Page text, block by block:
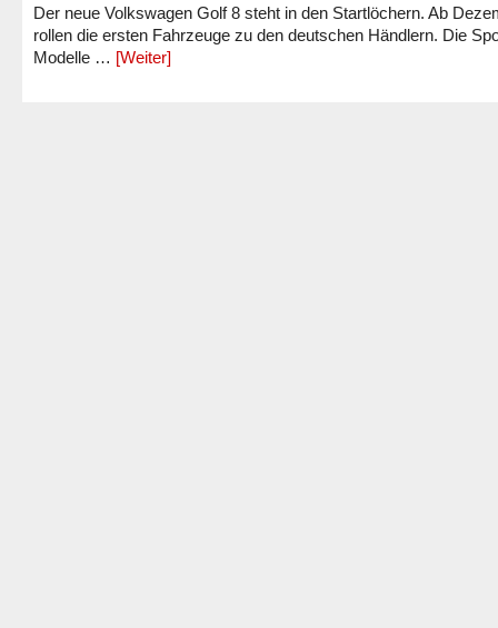
Der neue Volkswagen Golf 8 steht in den Startlöchern. Ab
rollen die ersten Fahrzeuge zu den deutschen Händlern. Die
Modelle … [Weiter]